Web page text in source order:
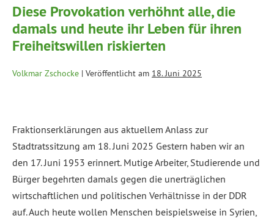
Diese Provokation verhöhnt alle, die
damals und heute ihr Leben für ihren
Freiheitswillen riskierten
Volkmar Zschocke | Veröffentlicht am 18. Juni 2025
Fraktionserklärungen aus aktuellem Anlass zur
Stadtratssitzung am 18. Juni 2025 Gestern haben wir an
den 17. Juni 1953 erinnert. Mutige Arbeiter, Studierende und
Bürger begehrten damals gegen die unerträglichen
wirtschaftlichen und politischen Verhältnisse in der DDR
auf. Auch heute wollen Menschen beispielsweise in Syrien,